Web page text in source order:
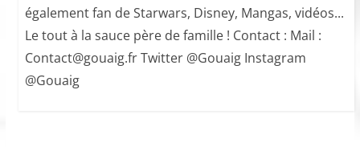
également fan de Starwars, Disney, Mangas, vidéos...
Le tout à la sauce père de famille ! Contact : Mail :
Contact@gouaig.fr Twitter @Gouaig Instagram
@Gouaig